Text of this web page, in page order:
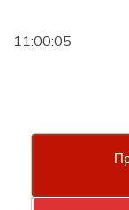
11:00:06